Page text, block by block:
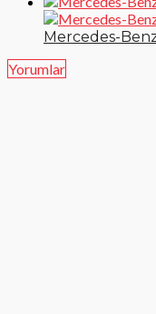
Mercedes-
Yorumlar